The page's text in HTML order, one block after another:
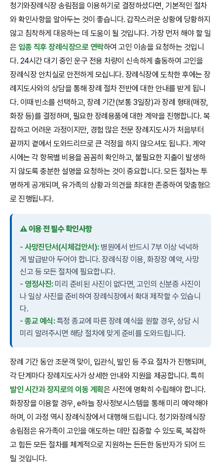
청기와장례식장 송림점을 이용하기로 결정하셨다면, 기본적인 절차
와 확인사항을 알아두는 것이 좋습니다. 갑작스러운 상황에 당황하지
않고 침착하게 대응하는 데 도움이 될 것입니다. 가장 먼저 해야 할 일
은 임종 직후 장례식장으로 연락하여 고인 이송을 요청하는 것입니
다. 24시간 대기 중인 운구 전용 차량이 신속하게 출동하여 고인을
장례식장 안치실로 안전하게 모십니다. 장례식장에 도착한 후에는 장
례지도사와의 상담을 통해 장례 절차 전반에 대한 안내를 받게 됩니
다. 이때 빈소를 선택하고, 장례 기간(보통 3일장)과 장례 형태(매장,
화장 등)를 결정하며, 필요한 장례용품에 대한 계약을 진행합니다. 복
잡하고 어려운 과정이지만, 경험 많은 전문 장례지도사가 처음부터
끝까지 곁에서 도와드리므로 큰 걱정을 하지 않으셔도 됩니다. 계약
시에는 각 항목별 비용을 꼼꼼히 확인하고, 불필요한 지출이 발생하
지 않도록 충분한 설명을 요청하는 것이 중요합니다. 모든 절차는 투
명하게 공개되며, 유가족의 상황과 의견을 최대한 존중하여 맞춤형으
로 진행됩니다.
⚠️ 이용 전 필수 확인사항
-사망진단서(시체검안서):병원에서 반드시 7부 이상 넉넉하
게 발급받아 두어야 합니다. 장례식장 이용, 화장장 예약, 사망
신고 등 모든 절차에 필요합니다.
- 영정사진:미리 준비된 사진이 없다면, 고인의 신분증 사진이
나 일상 사진을 준비하여 장례식장에서 확대 제작할 수 있습니
다.
-종교 예식:특정 종교에 따른 장례 예식을 원할 경우, 상담 시
미리 알려주시면 해당 절차에 맞게 준비를 도와드립니다.
장례 기간 동안 조문객 맞이, 입관식, 발인 등 주요 절차가 진행되며,
각 단계마다 장례지도사가 상세한 안내와 지원을 제공합니다. 특히
발인 시간과 장지로의 이동 계획은 사전에 명확히 수립해야 합니다.
화장장을 이용할 경우, e하늘 장사정보시스템을 통해 미리 예약해야
하며, 이 과정 역시 장례식장에서 대행해 드립니다. 청기와장례식장
송림점은 유가족이 고인을 애도하는 데만 집중할 수 있도록, 복잡하
고 힘든 모든 절차를 체계적으로 지원하는 든든한 동반자가 되어 드
릴 것입니다.